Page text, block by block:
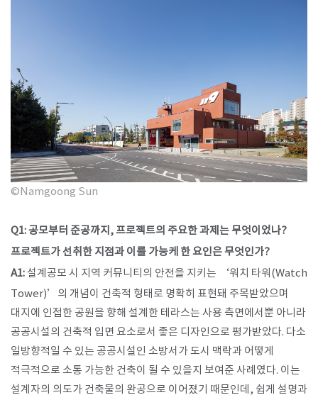
©Namgoong Sun
Q1: 공모부터 준공까지, 프로젝트의 주요한 과제는 무엇이었나?
프로젝트가 선취한 지점과 이를 가능케 한 요인은 무엇인가?
A1:설계공모 시 지역 커뮤니티의 안전을 지키는 ‘워치 타워(Watch
Tower)’의 개념이 건축적 형태로 명확히 표현돼 주목받았으며
대지에 인접한 공원을 향해 설계한 테라스는 사용 측면에서뿐 아니라
공공시설의 건축적 입면 요소로서 좋은 디자인으로 평가받았다. 다소
일방향적일 수 있는 공공시설인 소방서가 도시 맥락과 어떻게
적극적으로 소통 가능한 건축이 될 수 있을지 보여준 사례였다. 이는
설계자의 의도가 건축물의 완공으로 이어졌기 때문인데, 쉽게 설명과